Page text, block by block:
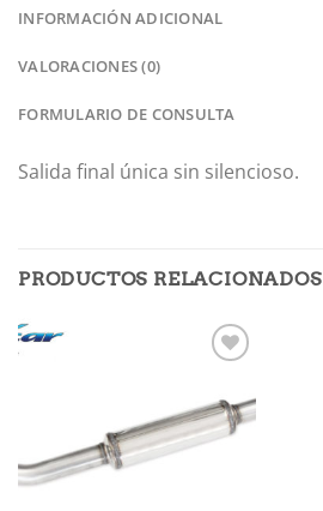
INFORMACIÓN ADICIONAL
VALORACIONES (0)
FORMULARIO DE CONSULTA
Salida final única sin silencioso.
PRODUCTOS RELACIONADOS
lista de
deseos